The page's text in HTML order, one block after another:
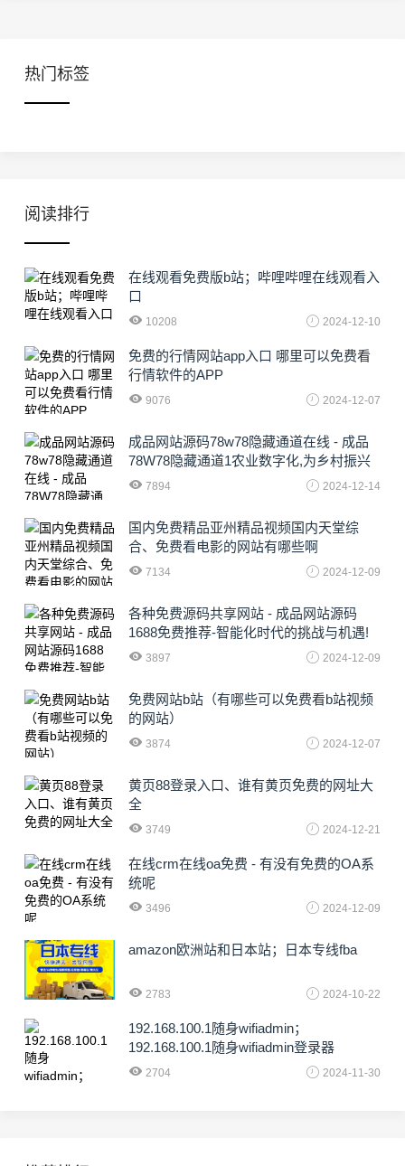
热门标签
阅读排行
在线观看免费版b站；哔哩哔哩在线观看入
口
10208 2024-12-10
免费的行情网站app入口 哪里可以免费看
行情软件的APP
9076 2024-12-07
成品网站源码78w78隐藏通道在线 - 成品
78W78隐藏通道1农业数字化,为乡村振兴
注入新动力
7894 2024-12-14
国内免费精品亚州精品视频国内天堂综
合、免费看电影的网站有哪些啊
7134 2024-12-09
各种免费源码共享网站 - 成品网站源码
1688免费推荐-智能化时代的挑战与机遇!
3897 2024-12-09
免费网站b站（有哪些可以免费看b站视频
的网站）
3874 2024-12-07
黄页88登录入口、谁有黄页免费的网址大
全
3749 2024-12-21
在线crm在线oa免费 - 有没有免费的OA系
统呢
3496 2024-12-09
amazon欧洲站和日本站；日本专线fba
2783 2024-10-22
192.168.100.1随身wifiadmin；
192.168.100.1随身wifiadmin登录器
2704 2024-11-30